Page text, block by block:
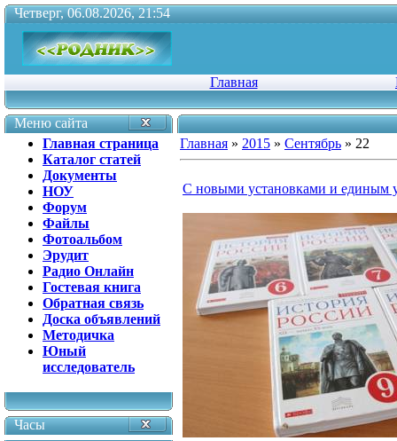
Четверг, 06.08.2026, 21:54
Главная
Меню сайта
Главная страница
Каталог статей
Документы
НОУ
Форум
Файлы
Фотоальбом
Эрудит
Радио Онлайн
Гостевая книга
Обратная связь
Доска объявлений
Методичка
Юный
исследователь
Часы
Главная » 2015 » Сентябрь » 22
С новыми установками и единым